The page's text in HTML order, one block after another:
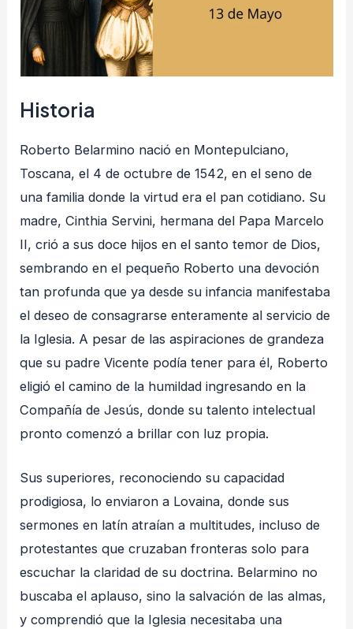
Historia
Roberto Belarmino nació en Montepulciano,
Toscana, el 4 de octubre de 1542, en el seno de
una familia donde la virtud era el pan cotidiano. Su
madre, Cinthia Servini, hermana del Papa Marcelo
II, crió a sus doce hijos en el santo temor de Dios,
sembrando en el pequeño Roberto una devoción
tan profunda que ya desde su infancia manifestaba
el deseo de consagrarse enteramente al servicio de
la Iglesia. A pesar de las aspiraciones de grandeza
que su padre Vicente podía tener para él, Roberto
eligió el camino de la humildad ingresando en la
Compañía de Jesús, donde su talento intelectual
pronto comenzó a brillar con luz propia.
Sus superiores, reconociendo su capacidad
prodigiosa, lo enviaron a Lovaina, donde sus
sermones en latín atraían a multitudes, incluso de
protestantes que cruzaban fronteras solo para
escuchar la claridad de su doctrina. Belarmino no
buscaba el aplauso, sino la salvación de las almas,
y comprendió que la Iglesia necesitaba una